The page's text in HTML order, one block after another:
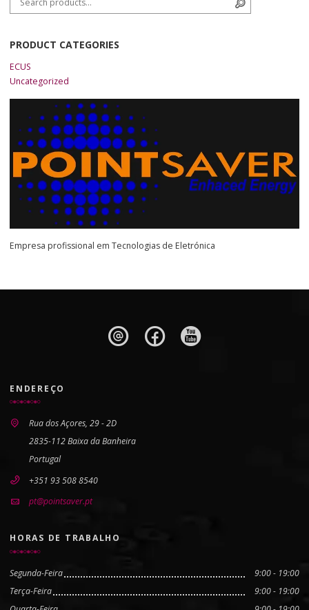
PRODUCT CATEGORIES
ECUS
Uncategorized
Empresa profissional em Tecnologias de Eletrónica
ENDEREÇO
Rua dos Açores, 29 - 2D
2835-112 Baixa da Banheira
Portugal
+351 93 508 8540
pt@pointsaver.pt
HORAS DE TRABALHO
Segunda-Feira
9:00 - 19:00
Terça-Feira
9:00 - 19:00